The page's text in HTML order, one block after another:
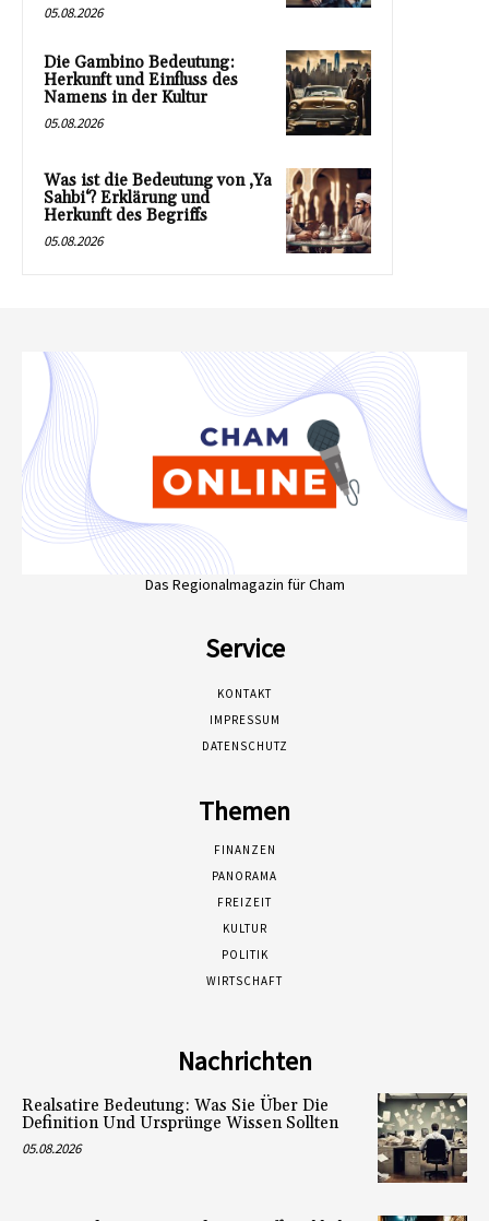
05.08.2026
Die Gambino Bedeutung:
Herkunft und Einfluss des
Namens in der Kultur
05.08.2026
Was ist die Bedeutung von ‚Ya
Sahbi‘? Erklärung und
Herkunft des Begriffs
05.08.2026
Das Regionalmagazin für Cham
Service
KONTAKT
IMPRESSUM
DATENSCHUTZ
Themen
FINANZEN
PANORAMA
FREIZEIT
KULTUR
POLITIK
WIRTSCHAFT
Nachrichten
Realsatire Bedeutung: Was Sie Über Die
Definition Und Ursprünge Wissen Sollten
05.08.2026